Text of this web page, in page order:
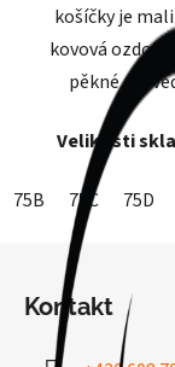
košíčky je
kovová ozdoba.
pěkné
Velikosti
75B 75C 75D
Kontakt